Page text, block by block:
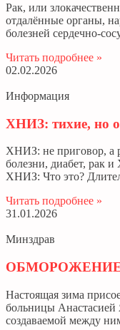
Рак, или
отдалённые органы,
болезней сердечно-
Читать подробнее »
02.02.2026
Информация
ХНИЗ: тихие, но
ХНИЗ: не приговор, а
болезни, диабет, рак
ХНИЗ: Что это?
Читать подробнее »
31.01.2026
Минздрав
Настоящая зима
больницы Анастасией
создаваемой между